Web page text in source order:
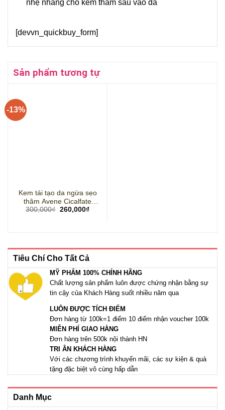
Tiêu Chí Cho Tất Cả
MỸ PHẨM 100% CHÍNH HÃNG
Chất lượng sản phẩm luôn được chứng nhận bằng sự
tin cậy của Khách Hàng suốt nhiều năm qua
LUÔN ĐƯỢC TÍCH ĐIỂM
Đơn hàng từ 100k=1 điểm 10 điểm nhận voucher 100k
MIỄN PHÍ GIAO HÀNG
Đơn hàng trên 500k nội thành HN
TRI ÂN KHÁCH HÀNG
Với các chương trình khuyến mãi, các sự kiện & quà
tặng đặc biệt vô cùng hấp dẫn
Danh Mục
nhẹ nhàng cho kem thấm sâu vào da
[devvn_quickbuy_form]
Sản phẩm tương tự
-13%
Kem tái tạo da ngừa sẹo
thâm Avene Cicalfate
Repair Cream mẫu mới
300,000₫ Giá
260,000₫Giá